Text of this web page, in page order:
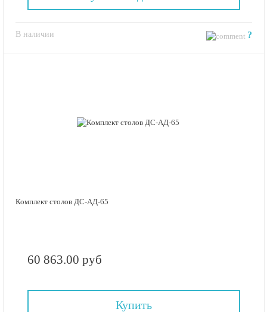
В наличии ?
Комплект столов ДС-АД-65
60 863.00 руб
Купить